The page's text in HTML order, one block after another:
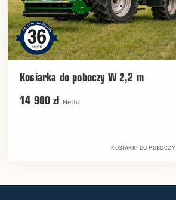
Kosiarka do poboczy W 2,2 m
14 900 zł Netto
KOSIARKI DO POBOCZY